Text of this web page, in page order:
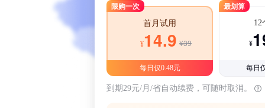
限购一次
首月试用
¥14.9 ¥39
每日仅0.48元
最划算
12
¥
每日
到期29元/月/省自动续费，可随时取消。